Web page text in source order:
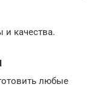
качества.
любые